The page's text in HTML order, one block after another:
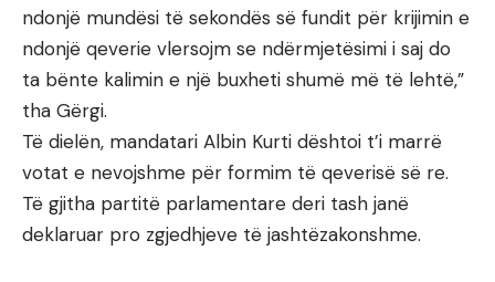
ndonjë mundësi të sekondës së fundit për krijimin e
ndonjë qeverie vlersojm se ndërmjetësimi i saj do
ta bënte kalimin e një buxheti shumë më të lehtë,”
tha Gërgi.
Të dielën, mandatari Albin Kurti dështoi t’i marrë
votat e nevojshme për formim të qeverisë së re.
Të gjitha partitë parlamentare deri tash janë
deklaruar pro zgjedhjeve të jashtëzakonshme.